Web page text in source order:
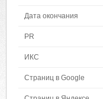
Дата окончания
PR
ИКС
Страниц в Google